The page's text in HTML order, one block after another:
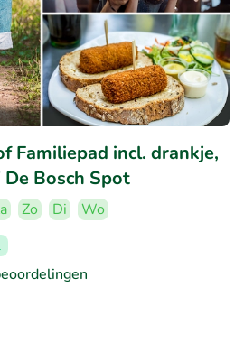
Familiepad incl. drankje,
Bosch Spot
Zo Di
Wo